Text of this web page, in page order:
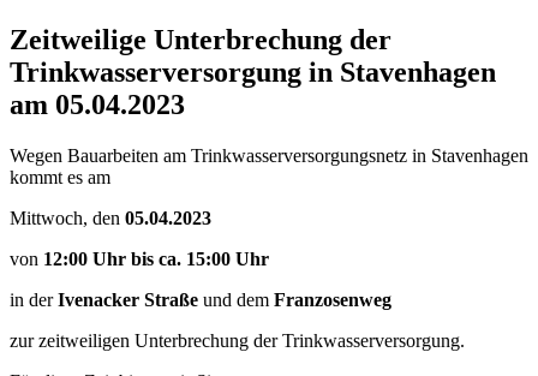
Zeitweilige Unterbrechung der
Trinkwasserversorgung in Stavenhagen
am 05.04.2023
Wegen Bauarbeiten am Trinkwasserversorgungsnetz in Stavenhagen
kommt es am
Mittwoch, den 05.04.2023
von 12:00 Uhr bis ca. 15:00 Uhr
in derIvenacker Straße und dem Franzosenweg
zur zeitweiligen Unterbrechung der Trinkwasserversorgung.